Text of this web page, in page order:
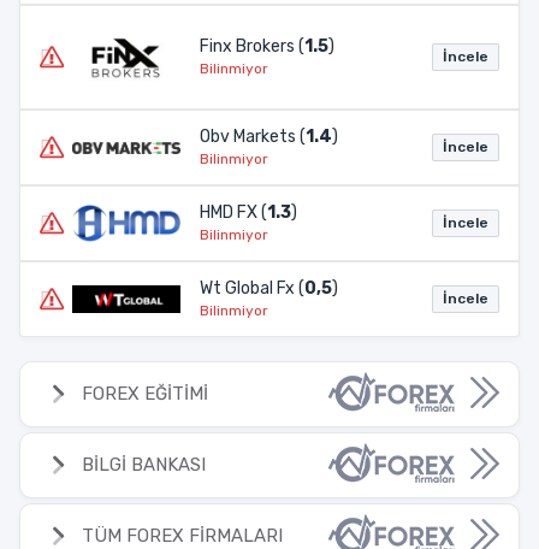
Finx Brokers (1.5)
Bilinmiyor
İncele
Obv Markets (1.4)
Bilinmiyor
İncele
HMD FX (1.3)
Bilinmiyor
İncele
Wt Global Fx (0,5)
Bilinmiyor
İncele
FOREX EĞİTİMİ
BİLGİ BANKASI
TÜM FOREX FİRMALARI